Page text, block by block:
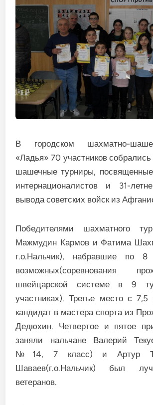
В городском шахматно-
«Ладья» 70 участников
шашечные турниры,
интернационалистов и 31-
вывода советских войск из
Победителями шахматного
Мажмудин Кармов и Фатима
г.о.Нальчик), набравшие по
возможных(соревнования
швейцарской системе в 9
участниках). Третье место с 7,5
кандидат в мастера спорта из
Дедюхин. Четвертое и пятое
заняли нальчане Валерий
№14, 7 класс) и Артур
Шаваев(г.о.Нальчик) был
ветеранов.